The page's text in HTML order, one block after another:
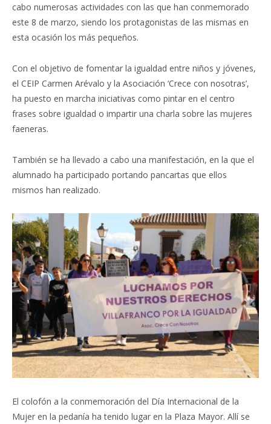
cabo numerosas actividades con las que han conmemorado
este 8 de marzo, siendo los protagonistas de las mismas en
esta ocasión los más pequeños.
Con el objetivo de fomentar la igualdad entre niños y jóvenes,
el CEIP Carmen Arévalo y la Asociación ‘Crece con nosotras’,
ha puesto en marcha iniciativas como pintar en el centro
frases sobre igualdad o impartir una charla sobre las mujeres
faeneras.
También se ha llevado a cabo una manifestación, en la que el
alumnado ha participado portando pancartas que ellos
mismos han realizado.
El colofón a la conmemoración del Día Internacional de la
Mujer en la pedanía ha tenido lugar en la Plaza Mayor. Allí se